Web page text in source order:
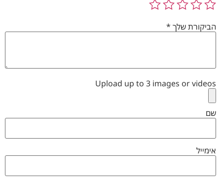
הביקורת שלך *
Upload up to 3 images or videos
שם
אימייל